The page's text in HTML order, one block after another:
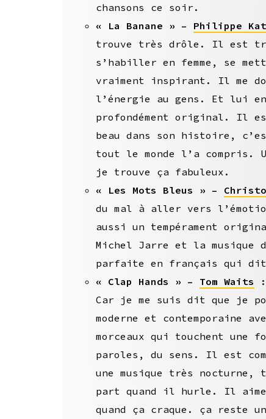
chansons ce soir.
« La Banane » – Philippe
trouve très drôle. Il est
s’habiller en femme, se
vraiment inspirant. Il me
l’énergie au gens. Et lui en
profondément original. Il
beau dans son histoire,
tout le monde l’a compris.
je trouve ça fabuleux.
« Les Mots Bleus » –
du mal à aller vers
aussi un tempérament
Michel Jarre et la musique
parfaite en français qui dit
« Clap Hands » – Tom Waits :
Car je me suis dit que je
moderne et contemporaine
morceaux qui touchent une
paroles, du sens. Il est
une musique très
part quand il hurle. Il
quand ça craque. ça reste